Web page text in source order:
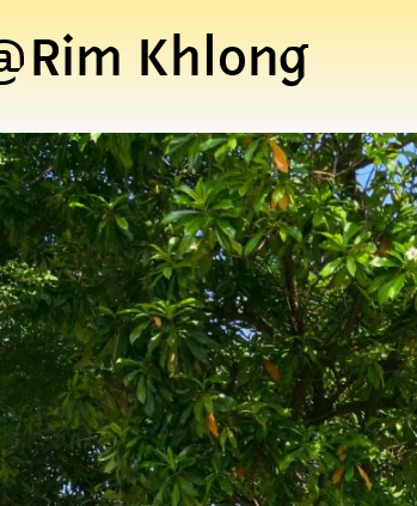
Khlong